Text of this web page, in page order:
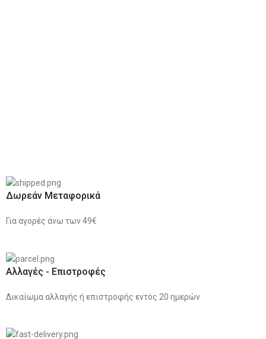
Δωρεάν Μεταφορικά
Για αγορές άνω των 49€
Αλλαγές - Επιστροφές
Δικαίωμα αλλαγής ή επιστροφής εντός 20 ημερών